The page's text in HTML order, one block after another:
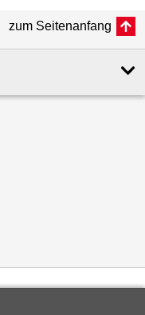
zum Seitenanfang